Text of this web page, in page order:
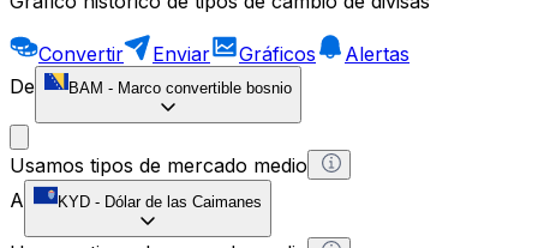
Convertir Enviar Gráficos
Alertas
De
BAM - Marco convertible bosnio
Usamos tipos de mercado medio
A
KYD - Dólar de las Caimanes